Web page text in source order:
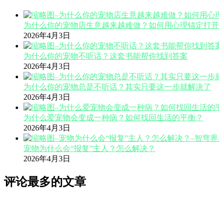
为什么你的宠物店生意越来越难做？如何用心理锚定打
2026年4月3日
为什么你的宠物不听话？这套书能帮你找到答案
2026年4月3日
为什么你的宠物总是不听话？其实只要这一步就解决了
2026年4月3日
为什么爱宠物会变成一种病？如何找回生活的平衡？
2026年4月3日
宠物为什么会“报复”主人？怎么解决？
2026年4月3日
评论最多的文章